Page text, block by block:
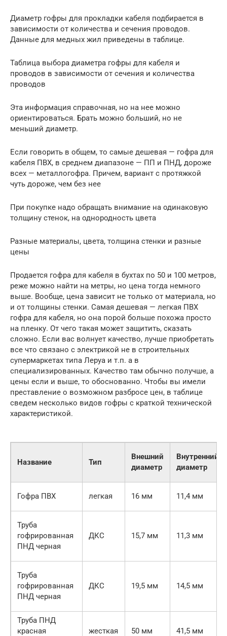
Диаметр гофры для прокладки кабеля подбирается в
зависимости от количества и сечения проводов.
Данные для медных жил приведены в таблице.
Таблица выбора диаметра гофры для кабеля и
проводов в зависимости от сечения и количества
проводов
Эта информация справочная, но на нее можно
ориентироваться. Брать можно больший, но не
меньший диаметр.
Если говорить в общем, то самые дешевая — гофра для
кабеля ПВХ, в среднем диапазоне — ПП и ПНД, дороже
всех — металлогофра. Причем, вариант с протяжкой
чуть дороже, чем без нее
При покупке надо обращать внимание на одинаковую
толщину стенок, на однородность цвета
Разные материалы, цвета, толщина стенки и разные
цены
Продается гофра для кабеля в бухтах по 50 и 100 метров,
реже можно найти на метры, но цена тогда немного
выше. Вообще, цена зависит не только от материала, но
и от толщины стенки. Самая дешевая — легкая ПВХ
гофра для кабеля, но она порой больше похожа просто
на пленку. От чего такая может защитить, сказать
сложно. Если вас волнует качество, лучше приобретать
все что связано с электрикой не в строительных
супермаркетах типа Леруа и т.п. а в
специализированных. Качество там обычно получше, а
цены если и выше, то обоснованно. Чтобы вы имели
преставление о возможном разбросе цен, в таблице
сведем несколько видов гофры с краткой технической
характеристикой.
Название Тип
Внешний
диаметр
Внутренний
диаметр
Гофра ПВХ легкая 16 мм 11,4 мм
Труба
гофрированная
ПНД черная
ДКС 15,7 мм 11,3 мм
Труба
гофрированная
ПНД черная
ДКС 19,5 мм 14,5 мм
Труба ПНД
красная
жесткая 50 мм 41,5 мм